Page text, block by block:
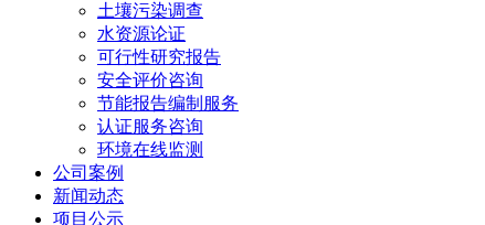
土壤污染调查
水资源论证
可行性研究报告
安全评价咨询
节能报告编制服务
认证服务咨询
环境在线监测
公司案例
新闻动态
项目公示